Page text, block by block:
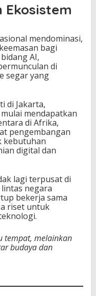
mendominasi,
bagi
AI,
di
segar yang
di Jakarta,
mendapatkan
di Afrika,
pengembangan
kebutuhan
digital dan
lagi terpusat di
negara
bekerja sama
riset untuk
tempat, melainkan
budaya dan